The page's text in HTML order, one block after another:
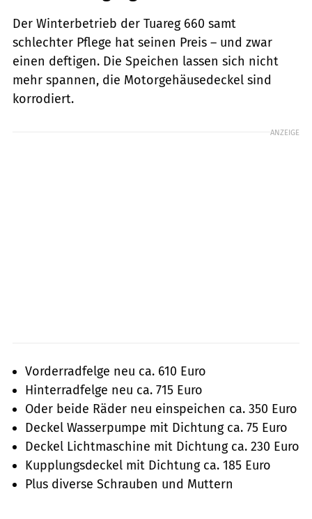
Der Winterbetrieb der Tuareg 660 samt
schlechter Pflege hat seinen Preis – und zwar
einen deftigen. Die Speichen lassen sich nicht
mehr spannen, die Motorgehäusedeckel sind
korrodiert.
ANZEIGE
Vorderradfelge neu ca. 610 Euro
Hinterradfelge neu ca. 715 Euro
Oder beide Räder neu einspeichen ca. 350 Euro
Deckel Wasserpumpe mit Dichtung ca. 75 Euro
Deckel Lichtmaschine mit Dichtung ca. 230 Euro
Kupplungsdeckel mit Dichtung ca. 185 Euro
Plus diverse Schrauben und Muttern